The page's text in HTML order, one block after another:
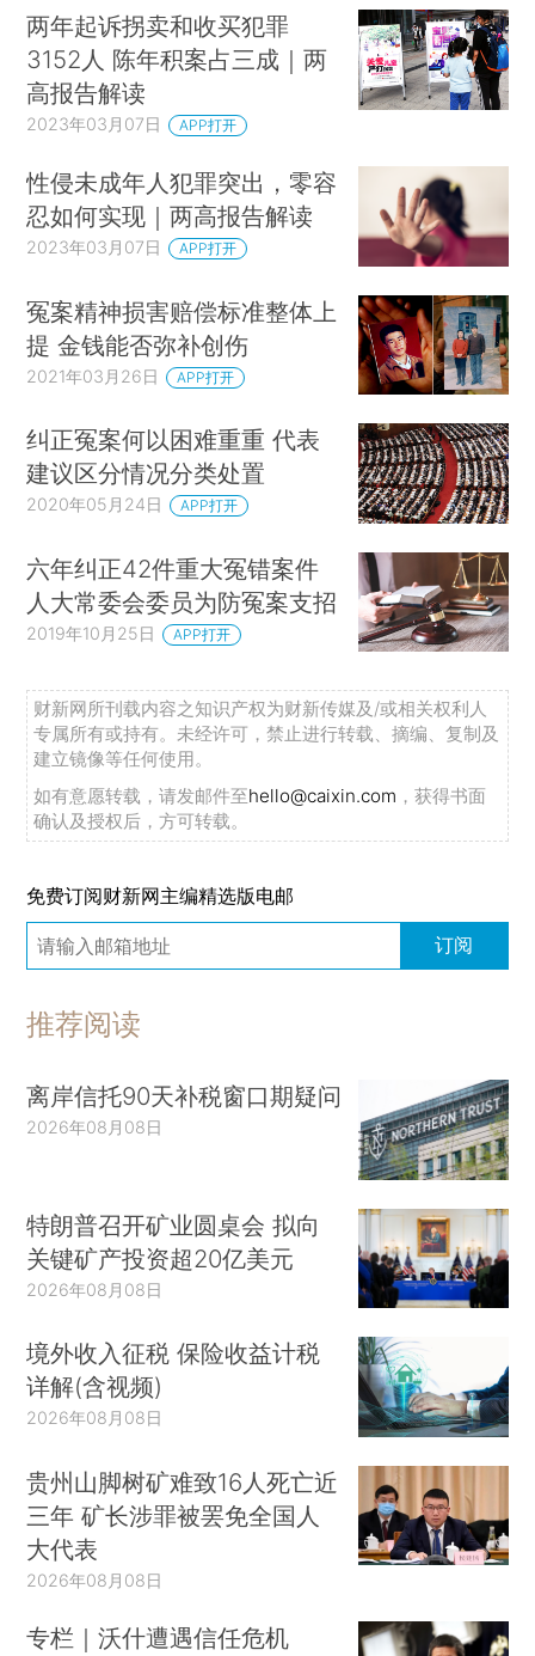
两年起诉拐卖和收买犯罪
3152人 陈年积案占三成｜两
高报告解读
2023年03月07日 APP打开
性侵未成年人犯罪突出，零容
忍如何实现｜两高报告解读
2023年03月07日 APP打开
冤案精神损害赔偿标准整体上
提 金钱能否弥补创伤
2021年03月26日 APP打开
纠正冤案何以困难重重 代表
建议区分情况分类处置
2020年05月24日 APP打开
六年纠正42件重大冤错案件
人大常委会委员为防冤案支招
2019年10月25日 APP打开
财新网所刊载内容之知识产权为财新传媒及/或相关权利人
专属所有或持有。未经许可，禁止进行转载、摘编、复制及
建立镜像等任何使用。
如有意愿转载，请发邮件至hello@caixin.com ，获得书面
确认及授权后，方可转载。
免费订阅财新网主编精选版电邮
订阅
推荐阅读
离岸信托90天补税窗口期疑问
2026年08月08日
特朗普召开矿业圆桌会 拟向
关键矿产投资超20亿美元
2026年08月08日
境外收入征税 保险收益计税
详解(含视频)
2026年08月08日
贵州山脚树矿难致16人死亡近
三年 矿长涉罪被罢免全国人
大代表
2026年08月08日
专栏｜沃什遭遇信任危机